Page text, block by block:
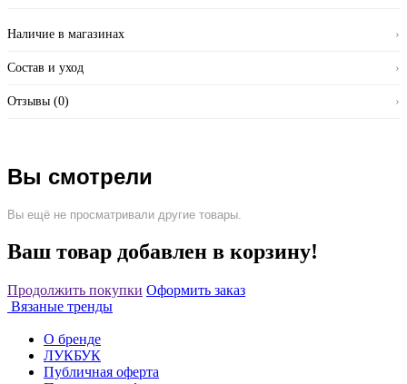
Наличие в магазинах ›
Состав и уход ›
Отзывы (0) ›
Вы смотрели
Вы ещё не просматривали другие товары.
Ваш товар добавлен в корзину!
Продолжить покупки Оформить заказ
Вязаные тренды
О бренде
ЛУКБУК
Публичная оферта